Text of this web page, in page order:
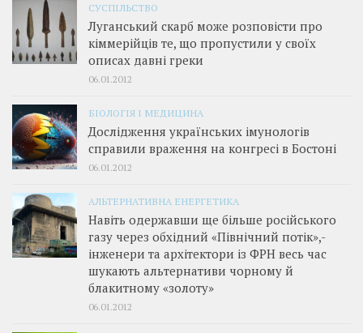
СУСПІЛЬСТВО
Луганський скарб може розповісти про
кіммерійців те, що пропустили у своїх
описах давні греки
06.01.2012
БІОЛОГІЯ І МЕДИЦИНА
Дослідження українських імунологів
справили враження на конгресі в Бостоні
06.01.2012
АЛЬТЕРНАТИВНА ЕНЕРГЕТИКА
Навіть одержавши ще більше російського
газу через обхідний «Північний потік»,­
інженери та архітектори із ФРН весь час
шукають альтернативи чорному й
блакитному «золоту»
06.01.2012